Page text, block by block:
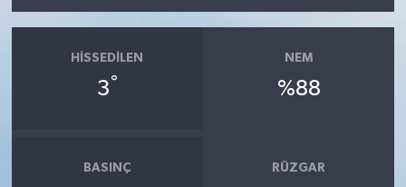
HISSEDILEN
3°
NEM
%88
BASINÇ RÜZGAR